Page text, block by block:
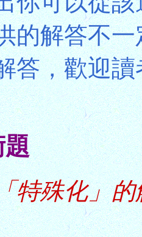
的解答不
答，歡迎
題
特殊化」